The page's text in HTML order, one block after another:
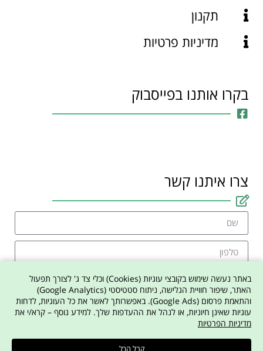
תקנון
מדיניות פרטיות
בקרו אותנו בפייסבוק
צרו איתנו קשר
אני מסכים למדיניות הפרטיות באתר
באתר נעשה שימוש בקובצי עוגיות (Cookies) וכלי צד ג' לצורך תפעול
האתר, שיפור חוויית הגלישה, ניתוח סטטיסטי (Google Analytics)
והתאמת פרסום (Google Ads). באפשרותך לאשר את כל העוגיות, לדחות
עוגיות שאינן חיוניות, או לנהל את ההעדפות שלך. למידע נוסף – קרא/י את
מדיניות הפרטיות
קבל הכל